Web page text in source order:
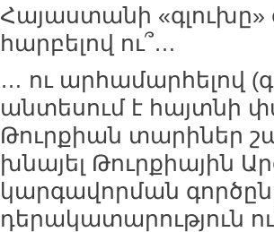
Հայաստանի «գլուխը»
հարբելով ու՞…
… ու արհամարհելով
անտեսում է հայտնի
Թուրքիան տարիներ
խնայել Թուրքիային
կարգավորման
դերակատարություն